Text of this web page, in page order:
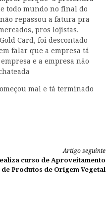
todo mundo no final do
repassou a fatura pra
pros lojistas.
Card, foi descontado
falar que a empresa tá
e a empresa não
mal e tá terminado
Artigo seguinte
curso de Aproveitamento
de Produtos de Origem Vegetal